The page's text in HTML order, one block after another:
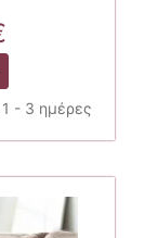
τρέχουσα
τιμή
είναι:
20.70€.
- 3 ημέρες